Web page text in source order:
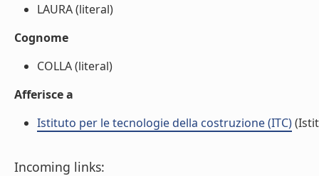
LAURA (literal)
Cognome
COLLA (literal)
Afferisce a
Istituto per le tecnologie della costruzione (ITC)
Incoming links: